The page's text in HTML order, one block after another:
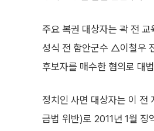
주요 복권 대상자는 곽 전
성식 전 함안군수 △이철우
후보자를 매수한 혐의로 대
정치인 사면 대상자는 이 전
금법 위반)로 2011년 1월